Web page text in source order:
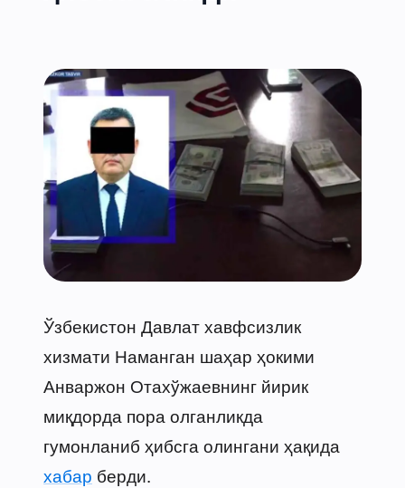
Ўзбекистон Давлат хавфсизлик
хизмати Наманган шаҳар ҳокими
Анваржон Отахўжаевнинг йирик
миқдорда пора олганликда
гумонланиб ҳибсга олингани ҳақида
хабар берди.